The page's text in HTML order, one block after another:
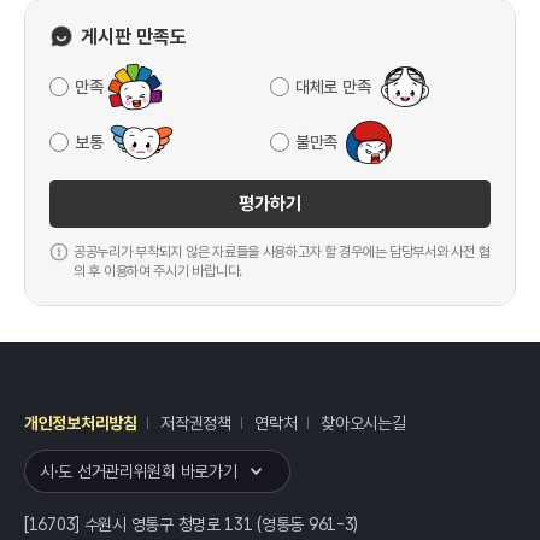
게시판 만족도
만족 대체로 만족
보통 불만족
평가하기
공공누리가 부착되지 않은 자료들을 사용하고자 할 경우에는 담당부서와 사전 협
의 후 이용하여 주시기 바랍니다.
개인정보처리방침 저작권정책 연락처 찾아오시는길
시·도 선거관리위원회 바로가기
[16703] 수원시 영통구 청명로 131 (영통동 961-3)